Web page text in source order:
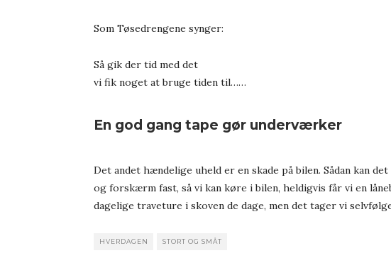
Som Tøsedrengene synger:
Så gik der tid med det
vi fik noget at bruge tiden til……
En god gang tape gør underværker
Det andet hændelige uheld er en skade på bilen. Sådan kan
og forskærm fast, så vi kan køre i bilen, heldigvis får vi en
dagelige traveture i skoven de dage, men det tager vi
HVERDAGEN STORT OG SMÅT